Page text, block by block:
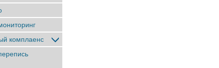
комплаенс